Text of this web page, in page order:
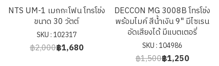
NTS UM-1 เมกกะโฟน โทรโข่ง
ขนาด 30 วัตต์
SKU : 102317
฿2,000฿1,680
DECCON MG 3008B โทรโข่ง
พร้อมไมค์ สีน้ำเงิน 9" มีไซเรน
อัดเสียงได้ มีแบตเตอรี่
SKU : 104986
฿1,500฿1,250